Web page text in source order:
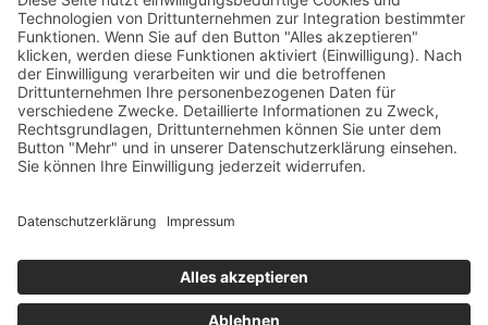
Frankfurt zum Sieg. Jetzt will der Springreiter seinen
Titel verteidigen – und Geburtstag feiern.